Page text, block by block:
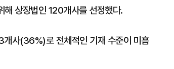
해 상장법인 120개사를 선정했다.
사(36%)로 전체적인 기재 수준이 미흡